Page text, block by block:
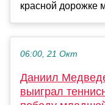
красной дорожке
06:00, 21 Окт
Даниил
выиграл